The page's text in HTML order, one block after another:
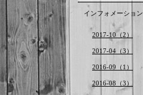
インフォメーション
2017-10（2）
2017-04（3）
2016-09（1）
2016-08（3）